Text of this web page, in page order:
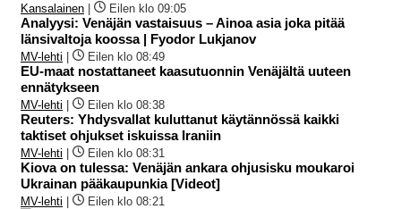
Kansalainen Eilen klo 09:05
Analyysi: Venäjän vastaisuus – Ainoa asia joka pitää
länsivaltoja koossa | Fyodor Lukjanov
MV-lehti Eilen klo 08:49
EU-maat nostattaneet kaasutuonnin Venäjältä uuteen
ennätykseen
MV-lehti Eilen klo 08:38
Reuters: Yhdysvallat kuluttanut käytännössä kaikki
taktiset ohjukset iskuissa Iraniin
MV-lehti Eilen klo 08:31
Kiova on tulessa: Venäjän ankara ohjusisku moukaroi
Ukrainan pääkaupunkia [Videot]
MV-lehti Eilen klo 08:21